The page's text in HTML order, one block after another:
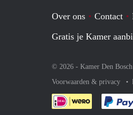
Over ons Contact
Gratis je Kamer
© 2026 - Kamer Den
Voorwaarden & privacy